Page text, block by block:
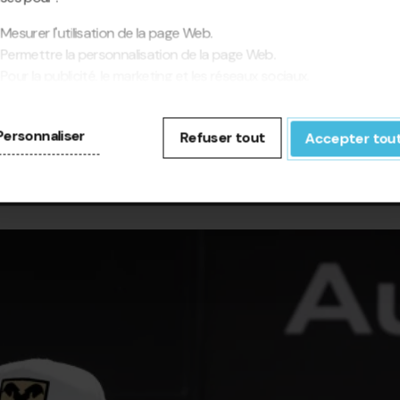
Mesurer l'utilisation de la page Web.
Permettre la personnalisation de la page Web.
Si vous préférez les configurer vous-même, cliquez sur «
».
Refuser tout Accepter